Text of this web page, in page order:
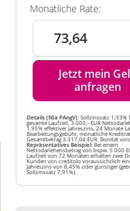
Monatliche Rate:
73,64
Jetzt mein
anfragen
Details (§6a PAngV): Sollzinssatz 1,93%
gesamte Laufzeit, 3.000,- EUR
1,95% effektiver Jahreszins, 24 Monate
Bearbeitungsgebühr, monatliche
Gesamtbetrag 3.317,04 EUR. Bonität
Repräsentatives Beispiel:Bei einem
Nettodarlehensbetrag von bspw. 5.000
Laufzeit von 72 Monaten erhalten zwei
Kunden von creditolo voraussichtlich
Jahreszins von 8,45% oder günstiger
Sollzinssatz 7,91%).